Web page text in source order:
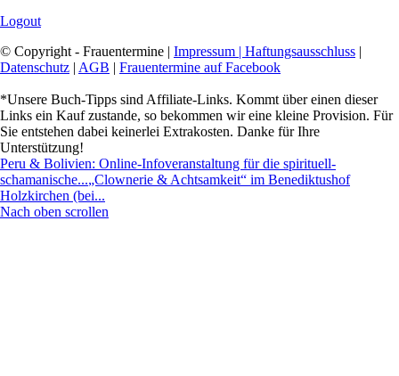
Logout
© Copyright - Frauentermine | Impressum | Haftungsausschluss |
Datenschutz | AGB | Frauentermine auf Facebook
*Unsere Buch-Tipps sind Affiliate-Links. Kommt über einen dieser
Links ein Kauf zustande, so bekommen wir eine kleine Provision. Für
Sie entstehen dabei keinerlei Extrakosten. Danke für Ihre
Unterstützung!
Peru & Bolivien: Online-Infoveranstaltung für die spirituell-
schamanische...„Clownerie & Achtsamkeit“ im Benediktushof
Holzkirchen (bei...
Nach oben scrollen